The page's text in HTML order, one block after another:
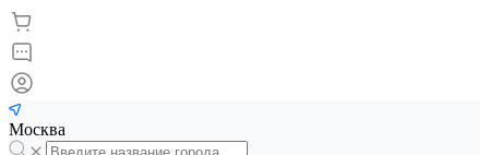
Москва